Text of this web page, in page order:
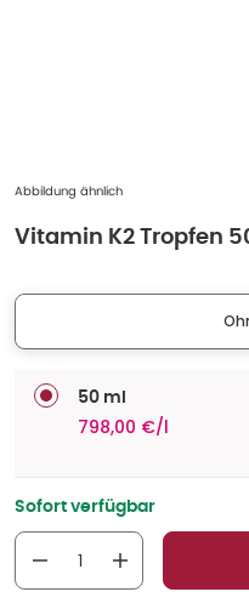
Abbildung ähnlich
Vitamin K2 Tropfen
50 ml
798,00 €/l
Sofort verfügbar